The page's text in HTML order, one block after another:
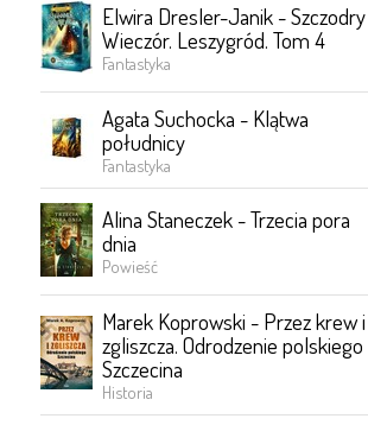
Elwira Dresler-Janik - Szczodry
Wieczór. Leszygród. Tom 4
Fantastyka
Agata Suchocka - Klątwa
południcy
Fantastyka
Alina Staneczek - Trzecia pora
dnia
Powieść
Marek Koprowski - Przez krew i
zgliszcza. Odrodzenie polskiego
Szczecina
Historia